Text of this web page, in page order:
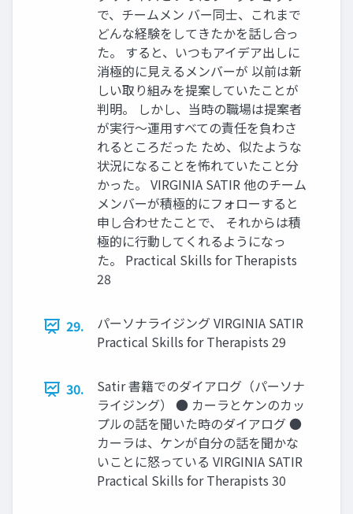
で、チームメン バー同士、これまで
どんな経験をしてきたかを話し合っ
た。 すると、いつもアイデア出しに
消極的に見えるメンバーが 以前は新
しい取り組みを提案していたことが
判明。 しかし、当時の職場は提案者
が実行〜運用すべての責任を負わさ
れるところだった ため、似たような
状況になることを怖れていたこと分
かった。 VIRGINIA SATIR 他のチーム
メンバーが積極的にフォローすると
申し合わせたことで、 それからは積
極的に行動してくれるようになっ
た。 Practical Skills for Therapists
28
29.
パーソナライジング VIRGINIA SATIR
Practical Skills for Therapists 29
30.
Satir 書籍でのダイアログ（パーソナ
ライジング） ● カーラとケンのカッ
プルの話を聞いた時のダイアログ ●
カーラは、ケンが自分の話を聞かな
いことに怒っている VIRGINIA SATIR
Practical Skills for Therapists 30